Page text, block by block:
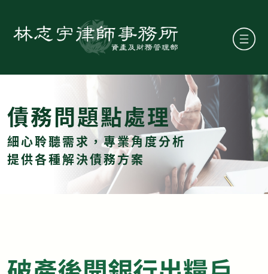
債務問題點處理
細心聆聽需求，專業角度分析
提供各種解決債務方案